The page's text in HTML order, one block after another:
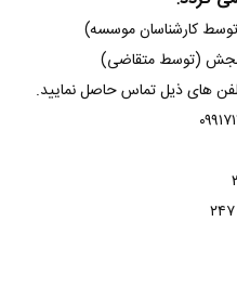
های ذیل تماس حاصل نمایید.